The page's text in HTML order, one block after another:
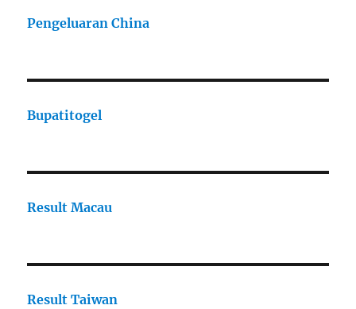
Pengeluaran China
Bupatitogel
Result Macau
Result Taiwan